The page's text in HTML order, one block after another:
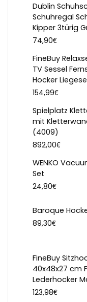
Dublin
Schuhregal
Kipper 3türig
74,90€
FineBuy
TV Sessel
Hocker
154,99€
Spielplatz
mit
(4009)
892,00€
WENKO
Set
24,80€
Baroque
89,30€
FineBuy
40x48x27 cm
Lederhocker
123,98€